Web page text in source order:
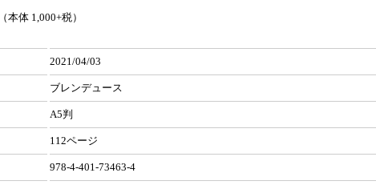
（本体 1,000+税）
2021/04/03
ブレンデュース
A5判
112ページ
978-4-401-73463-4